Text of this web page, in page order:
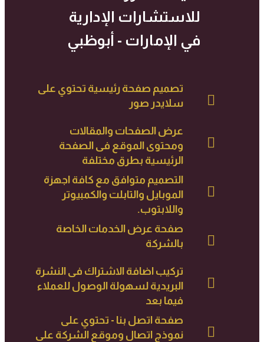
للاستشارات الإدارية
في الإمارات - أبوظبي
تصميم صفحة رئيسية تحتوي على
سلايدر صور
عرض الصفحات والمقالات
ومحتوى الموقع فى الصفحة
الرئيسية بطرق مختلفة
التصميم متوافق مع كافة اجهزة
الموبايل والتابلت والكمبيوتر
واللابتوب.
صفحة عرض الخدمات الخاصة
بالشركة
تركيب اضافة الاشتراك فى النشرة
البريدية لسهولة الوصول للعملاء
فيما بعد
صفحة اتصل بنا - تحتوي على
نموذج اتصال وموقع الشركة على